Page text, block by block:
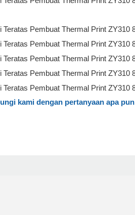
kami dengan pertanyaan apa pun